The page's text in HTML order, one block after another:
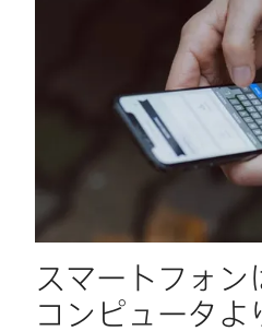
スマートフォン
コンピュータよ